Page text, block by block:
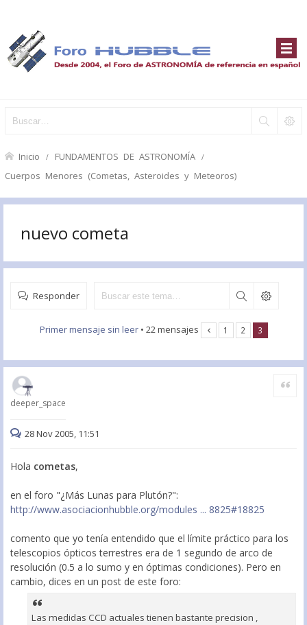
Inicio FUNDAMENTOS DE ASTRONOMÍA
Cuerpos Menores (Cometas, Asteroides y Meteoros)
nuevo cometa
Responder
Primer mensaje sin leer• 22 mensajes 1 2 3
deeper_space
Citar
28 Nov 2005, 11:51
Hola cometas,
en el foro "¿Más Lunas para Plutón?":
http://www.asociacionhubble.org/modules ... 8825#18825
comento que yo tenía entendido que el límite práctico para los
telescopios ópticos terrestres era de 1 segundo de arco de
resolución (0.5 a lo sumo y en óptimas condiciones). Pero en
cambio, dices en un post de este foro:
Las medidas CCD actuales tienen bastante precision ,